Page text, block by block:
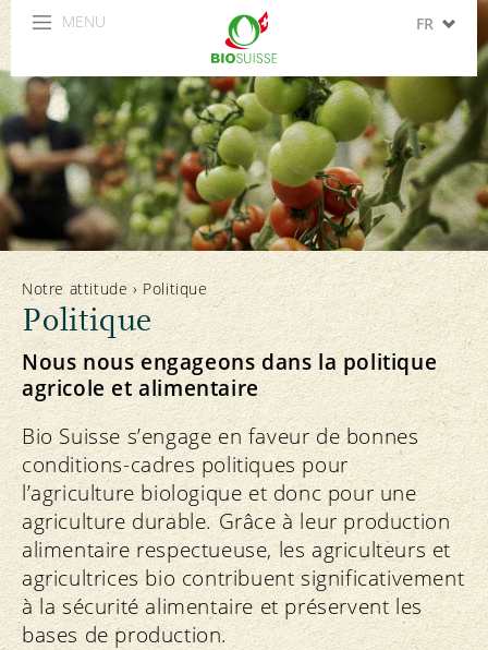
MENU FR
IT
EN
ES
Notre attitude › Politique
Politique
Nous nous engageons dans la politique
agricole et alimentaire
Bio Suisse s’engage en faveur de bonnes
conditions-cadres politiques pour
l’agriculture biologique et donc pour une
agriculture durable. Grâce à leur production
alimentaire respectueuse, les agriculteurs et
agricultrices bio contribuent significativement
à la sécurité alimentaire et préservent les
bases de production.